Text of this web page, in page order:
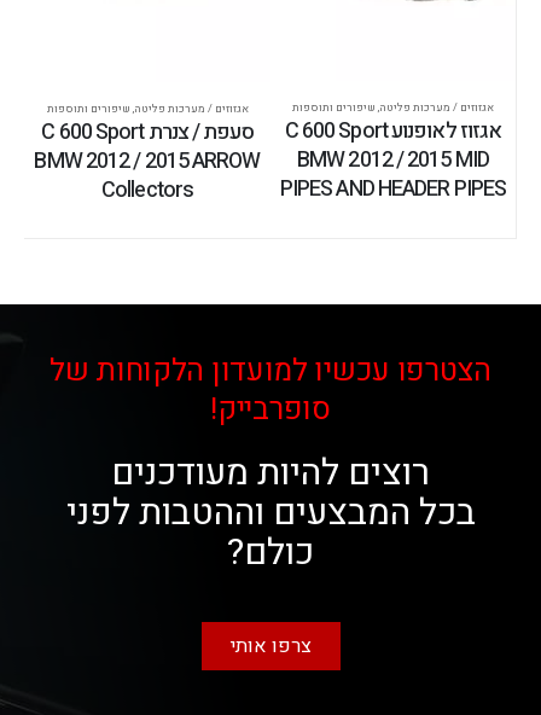
אגזוזים / מערכות פליטה, שיפורים ותוספות
אגזוז לאופנוע C 600 Sport
BMW 2012 / 2015 MID
PIPES AND HEADER PIPES
אגזוזים / מערכות פליטה, שיפורים ותוספות
סעפת / צנרת C 600 Sport
BMW 2012 / 2015 ARROW
Collectors
הצטרפו עכשיו למועדון הלקוחות של
סופרבייק!
רוצים להיות מעודכנים
בכל המבצעים וההטבות לפני
כולם?
צרפו אותי